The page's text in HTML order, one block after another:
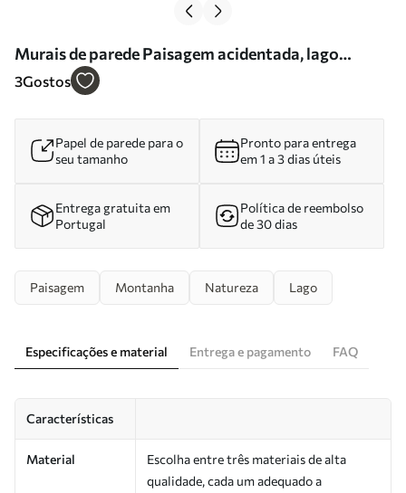
Murais de parede Paisagem acidentada, lago
rodeado por colinas e montanhas sob um céu
3Gostos
Papel de parede para o
seu tamanho
Pronto para entrega
em 1 a 3 dias úteis
Entrega gratuita em
Portugal
Política de reembolso
de 30 dias
Paisagem Montanha Natureza Lago
Especificações e material Entrega e pagamento FAQ
Características
Material
Escolha entre três materiais de alta
qualidade, cada um adequado a